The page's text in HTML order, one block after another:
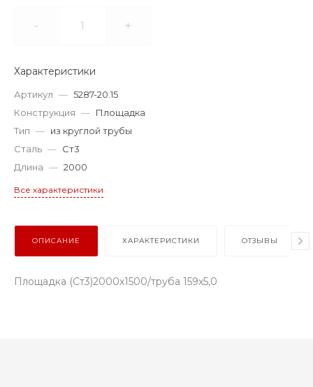
- +
Характеристики
Артикул — 5287-20.15
Конструкция — Площадка
Тип — из круглой трубы
Сталь — Ст3
Длина — 2000
Все характеристики
ОПИСАНИЕ ХАРАКТЕРИСТИКИ ОТЗЫВЫ
Площадка (Ст3)2000х1500/труба 159х5,0